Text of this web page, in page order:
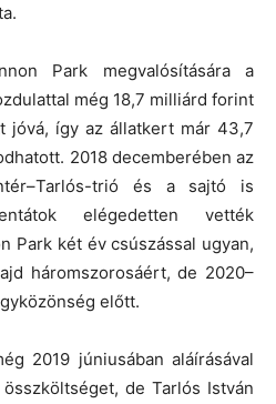
Park megvalósítására a
még 18,7 milliárd forint
jóvá, így az állatkert már 43,7
2018 decemberében az
trió és a sajtó is
elégedetten vették
Park két év csúszással ugyan,
háromszorosáért, de 2020–
előtt.
2019 júniusában aláírásával
de Tarlós István